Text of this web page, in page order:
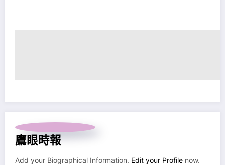
鷹眼時報
Add your Biographical Information. Edit your Profile now.